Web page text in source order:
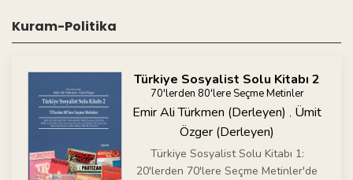
Kuram-Politika
Türkiye Sosyalist Solu Kitabı 2
70'lerden 80'lere Seçme Metinler
Emir Ali Türkmen (Derleyen) , Ümit
Özger (Derleyen)
Türkiye Sosyalist Solu Kitabı 1:
20'lerden 70'lere Seçme Metinler'de